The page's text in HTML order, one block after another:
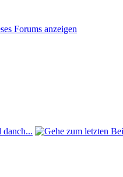
Forums anzeigen
danch...